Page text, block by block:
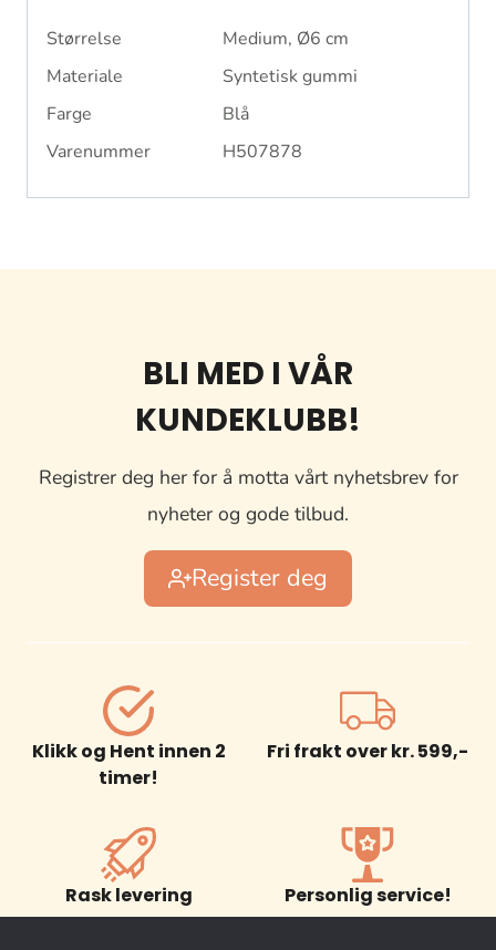
Størrelse
Medium, Ø6 cm
Materiale
Syntetisk gummi
Farge
Blå
Varenummer
H507878
BLI MED I VÅR
KUNDEKLUBB!
Registrer deg her for å motta vårt nyhetsbrev for
nyheter og gode tilbud.
Register deg
Klikk og Hent innen 2
timer!
Fri frakt over kr. 599,-
Rask levering Personlig service!